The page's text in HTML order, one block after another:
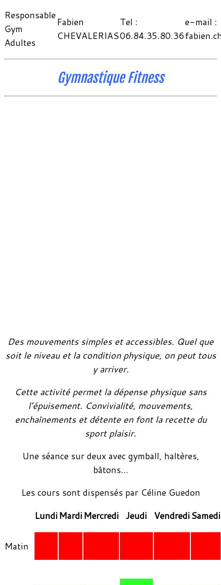
Responsable
Gym
Adultes
Fabien
CHEVALERIAS
Tel :
06.84.35.80.36
e-mail :
Gymnastique Fitness
Des mouvements simples et accessibles. Quel que
soit le niveau et la condition physique, on peut tous
y arriver.
Cette activité permet la dépense physique sans
l’épuisement. Convivialité, mouvements,
enchaînements et détente en font la recette du
sport plaisir.
Une séance sur deux avec gymball, haltères,
bâtons…
Les cours sont dispensés par Céline Guedon
LundiMardiMercredi Jeudi VendrediSamedi
Matin